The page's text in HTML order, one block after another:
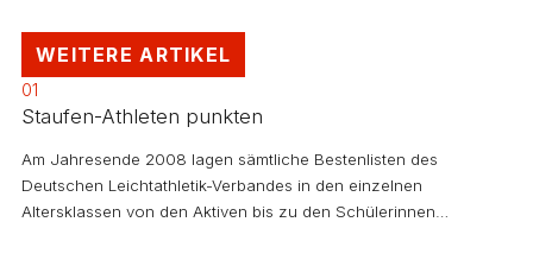
WEITERE ARTIKEL
01
Staufen-Athleten punkten
Am Jahresende 2008 lagen sämtliche Bestenlisten des
Deutschen Leichtathletik-Verbandes in den einzelnen
Altersklassen von den Aktiven bis zu den Schülerinnen…